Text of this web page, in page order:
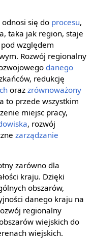
się do procesu,
taka jak region, staje
względem
Rozwój regionalny
danego
redukcję
oraz zrównoważony
to przede wszystkim
miejsc pracy,
, rozwój
zarządzanie
zarówno dla
kraju. Dzięki
obszarów,
danego kraju na
regionalny
wiejskich do
wiejskich.